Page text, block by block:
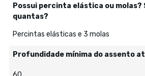
Possui percinta elástica ou molas?
quantas?
Percintas elásticas e 3 molas
Profundidade mínima do assento